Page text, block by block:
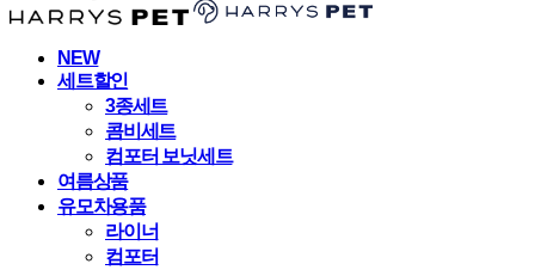
NEW
세트할인
3종세트
콤비세트
컴포터 보닛세트
여름상품
유모차용품
라이너
컴포터